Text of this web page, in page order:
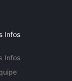
Infos
Infos